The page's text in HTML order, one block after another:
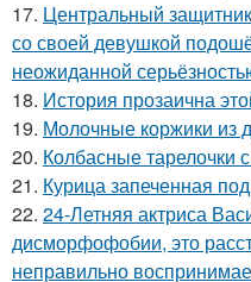
17. Центральный
со своей девушкой
неожиданной
18. История прозаична
19. Молочные коржики из
20. Колбасные тарелочки
21. Курица запеченная
22. 24-Летняя актриса
дисморфофобии, это
неправильно